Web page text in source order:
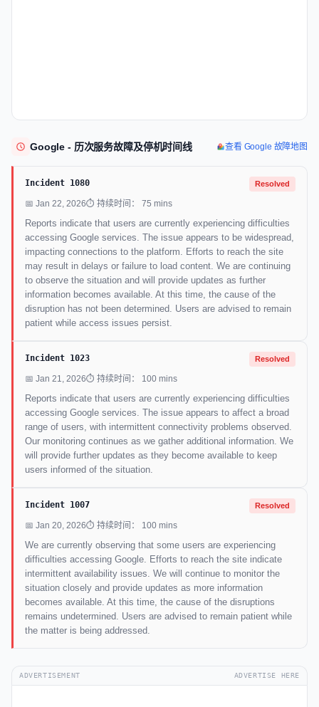
Google - 历次服务故障及停机时间线 查看 Google 故障地图
Incident 1080 Resolved
📅 Jan 22, 2026⏱ 持续时间： 75 mins
Reports indicate that users are currently experiencing difficulties
accessing Google services. The issue appears to be widespread,
impacting connections to the platform. Efforts to reach the site
may result in delays or failure to load content. We are continuing
to observe the situation and will provide updates as further
information becomes available. At this time, the cause of the
disruption has not been determined. Users are advised to remain
patient while access issues persist.
Incident 1023 Resolved
📅 Jan 21, 2026⏱ 持续时间： 100 mins
Reports indicate that users are currently experiencing difficulties
accessing Google services. The issue appears to affect a broad
range of users, with intermittent connectivity problems observed.
Our monitoring continues as we gather additional information. We
will provide further updates as they become available to keep
users informed of the situation.
Incident 1007 Resolved
📅 Jan 20, 2026⏱ 持续时间： 100 mins
We are currently observing that some users are experiencing
difficulties accessing Google. Efforts to reach the site indicate
intermittent availability issues. We will continue to monitor the
situation closely and provide updates as more information
becomes available. At this time, the cause of the disruptions
remains undetermined. Users are advised to remain patient while
the matter is being addressed.
ADVERTISEMENT ADVERTISE HERE